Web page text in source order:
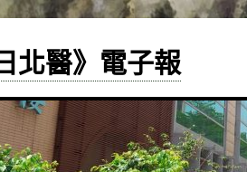
北醫》電子報